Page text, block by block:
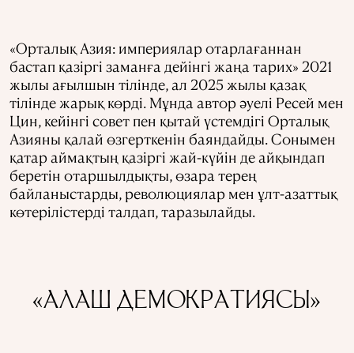
«Орталық Азия: империялар отарлағаннан
бастап қазіргі заманға дейінгі жаңа тарих» 2021
жылы ағылшын тілінде, ал 2025 жылы қазақ
тілінде жарық көрді. Мұнда автор әуелі Ресей мен
Цин, кейінгі совет пен қытай үстемдігі Орталық
Азияны қалай өзгерткенін баяндайды. Сонымен
қатар аймақтың қазіргі жай-күйін де айқындап
беретін отаршылдықты, өзара терең
байланыстарды, революциялар мен ұлт-азаттық
көтерілістерді талдап, таразылайды.
«АЛАШ ДЕМОКРАТИЯСЫ»